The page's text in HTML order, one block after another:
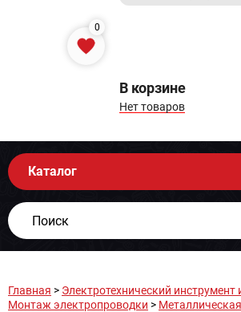
0
В корзине
Нет товаров
Каталог
Главная > Электротехнический инструмент
Монтаж электропроводки >